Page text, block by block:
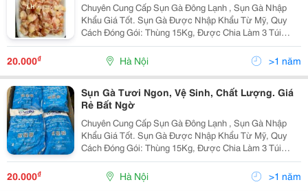
Chuyên Cung Cấp Sụn Gà Đông Lạnh , Sụn Gà Nhập
Khẩu Giá Tốt. Sụn Gà Được Nhập Khẩu Từ Mỹ, Quy
Cách Đóng Gói: Thùng 15Kg, Được Chia Làm 3 Túi
Nhỏ. Sản Phẩm Sụn Gà Luôn Được Bảo Quản Đông
Lạnh Ở Nhiệt Độ - 18 Độ C, Đảm Bảo Về Chất Lượng,
Phù Hợp Với...
20.000₫ Hà Nội >1 năm
Sụn Gà Tươi Ngon, Vệ Sinh, Chất Lượng. Giá
Rẻ Bất Ngờ
Chuyên Cung Cấp Sụn Gà Đông Lạnh , Sụn Gà Nhập
Khẩu Giá Tốt. Sụn Gà Được Nhập Khẩu Từ Mỹ, Quy
Cách Đóng Gói: Thùng 15Kg, Được Chia Làm 3 Túi
Nhỏ. Sản Phẩm Sụn Gà Luôn Được Bảo Quản Đông
Lạnh Ở Nhiệt Độ - 18 Độ C, Đảm Bảo Về Chất Lượng,
Phù Hợp Với...
20.000₫ Hà Nội >1 năm